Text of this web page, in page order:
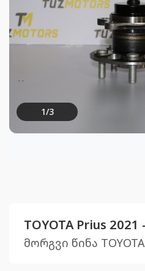
1/3
TOYOTA Prius 2021
მორგვი წინა